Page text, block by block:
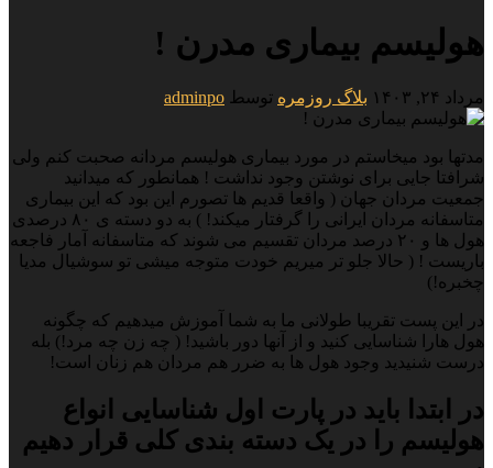
هولیسم بیماری مدرن !
مرداد ۲۴, ۱۴۰۳ بلاگ روزمره توسط adminpo
مدتها بود میخاستم در مورد بیماری هولیسم مردانه صحبت کنم ولی
شرافتا جایی برای نوشتن وجود نداشت ! همانطور که میدانید
جمعیت مردان جهان ( واقعا قدیم ها تصورم این بود که این بیماری
متاسفانه مردان ایرانی را گرفتار میکند! ) به دو دسته ی ۸۰ درصدی
هول ها و ۲۰ درصد مردان تقسیم می شوند که متاسفانه آمار فاجعه
باریست ! ( حالا جلو تر میریم خودت متوجه میشی تو سوشیال مدیا
چخبره!)
در این پست تقریبا طولانی ما به شما آموزش میدهیم که چگونه
هول هارا شناسایی کنید و از آنها دور باشید! ( چه زن چه مرد!) بله
درست شنیدید وجود هول ها به ضرر هم مردان هم زنان است!
در ابتدا باید در پارت اول شناسایی انواع
هولیسم را در یک دسته بندی کلی قرار دهیم